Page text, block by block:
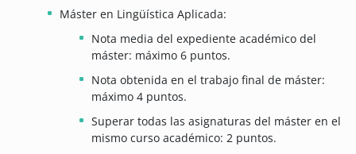
Máster en Lingüística Aplicada:
Nota media del expediente académico del
máster: máximo 6 puntos.
Nota obtenida en el trabajo final de máster:
máximo 4 puntos.
Superar todas las asignaturas del máster en el
mismo curso académico: 2 puntos.